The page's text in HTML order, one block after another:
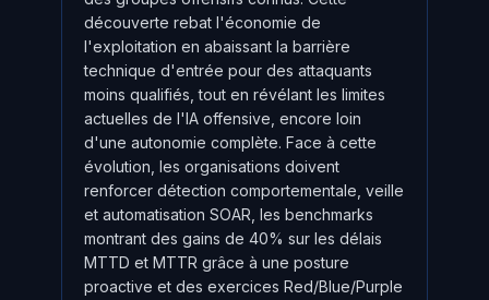
découverte rebat l'économie de
l'exploitation en abaissant la barrière
technique d'entrée pour des attaquants
moins qualifiés, tout en révélant les limites
actuelles de l'IA offensive, encore loin
d'une autonomie complète. Face à cette
évolution, les organisations doivent
renforcer détection comportementale, veille
et automatisation SOAR, les benchmarks
montrant des gains de 40% sur les délais
MTTD et MTTR grâce à une posture
proactive et des exercices Red/Blue/Purple